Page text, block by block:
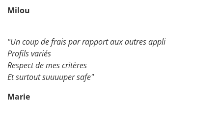
Milou
"Un coup de frais par rapport aux autres appli
Profils variés
Respect de mes critères
Et surtout suuuuper safe"
Marie